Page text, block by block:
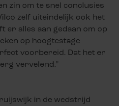
zin om te snel conclusies
zelf uiteindelijk ook het
er alles aan gedaan om op
op hoogtestage
voorbereid. Dat het er
vervelend.”
in de wedstrijd